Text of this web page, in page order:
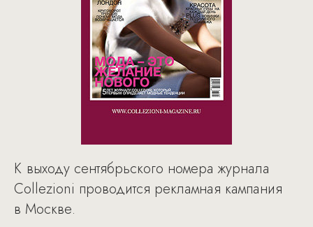
К выходу сентябрьского номера журнала
Collezioni проводится рекламная кампания
в Москве.